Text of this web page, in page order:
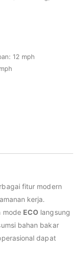
12 mph
fitur modern
kerja.
mode ECO langsung
bahan bakar
dapat